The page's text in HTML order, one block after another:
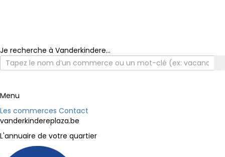
Je recherche à Vanderkindere...
Menu
Les commerces Contact
vanderkindereplaza.be
L'annuaire de votre quartier